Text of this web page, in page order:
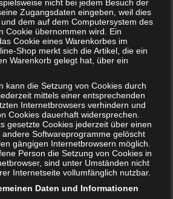
machen. Gleichzeitig sollte man
dass in einigen Fällen zu der Zeit, in
einsetzt, trotzdem eine
leichte Blutung auftreten kann.
erst der
viele Symptome, die auf eine
können. Allerdings sind diese
nur erste Indizien.
bringt erst der Besuch beim
Möglichkeit, um fast auf Nummer
Schwangerschaftstest. Dieser kann
nicht bei jedem Besuch der
Zugangsdaten eingeben, weil dies
dem auf dem Computersystem des
Cookie übernommen wird. Ein
Cookie eines Warenkorbes im
Shop merkt sich die Artikel, die ein
Warenkorb gelegt hat, über ein
kann die Setzung von Cookies durch
mittels einer entsprechenden
Internetbrowsers verhindern und
Cookies dauerhaft widersprechen.
gesetzte Cookies jederzeit über einen
Softwareprogramme gelöscht
gängigen Internetbrowsern möglich.
Person die Setzung von Cookies in
sind unter Umständen nicht
Internetseite vollumfänglich nutzbar.
Daten und Informationen